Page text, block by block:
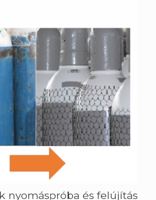
nyomáspróba és felújítás